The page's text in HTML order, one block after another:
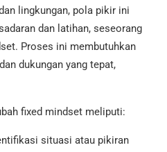
lingkungan, pola pikir ini
dan latihan, seseorang
Proses ini membutuhkan
dukungan yang tepat,
fixed mindset meliputi:
situasi atau pikiran